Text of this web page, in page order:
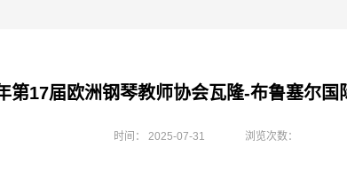
第17届欧洲钢琴教师协会瓦隆-布鲁塞尔国
时间： 2025-07-31 浏览次数：